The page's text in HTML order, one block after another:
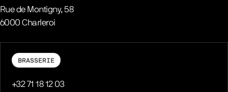
Rue de Montigny, 58
6000 Charleroi
BRASSERIE
Téléphone
+32 71 18 12 03